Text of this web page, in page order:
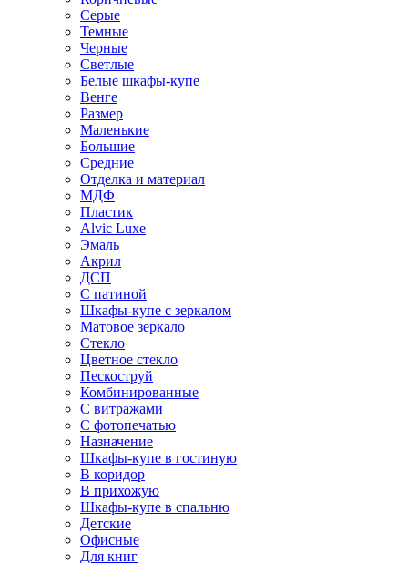
Серые
Темные
Черные
Светлые
Белые шкафы-купе
Венге
Размер
Маленькие
Большие
Средние
Отделка и материал
МДФ
Пластик
Alvic Luxe
Эмаль
Акрил
ДСП
С патиной
Шкафы-купе с зеркалом
Матовое зеркало
Стекло
Цветное стекло
Пескоструй
Комбинированные
С витражами
С фотопечатью
Назначение
Шкафы-купе в гостиную
В коридор
В прихожую
Шкафы-купе в спальню
Детские
Офисные
Для книг